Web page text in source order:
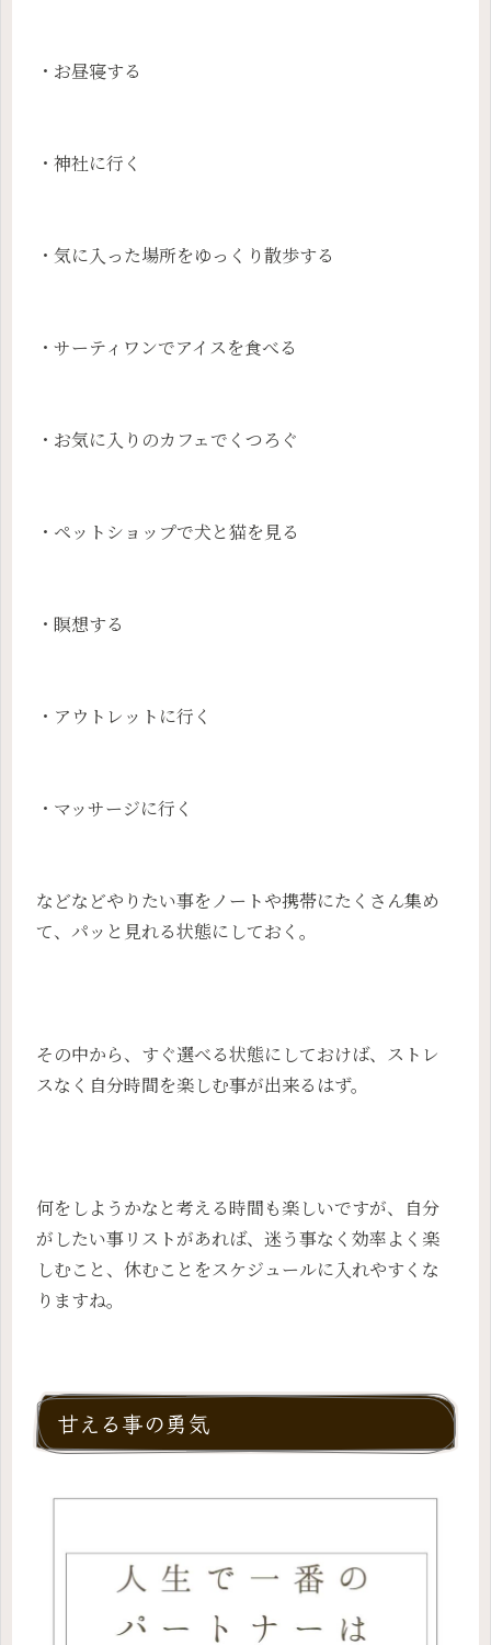
・お昼寝する
・神社に行く
・気に入った場所をゆっくり散歩する
・サーティワンでアイスを食べる
・お気に入りのカフェでくつろぐ
・ペットショップで犬と猫を見る
・瞑想する
・アウトレットに行く
・マッサージに行く
などなどやりたい事をノートや携帯にたくさん集め
て、パッと見れる状態にしておく。
その中から、すぐ選べる状態にしておけば、ストレ
スなく自分時間を楽しむ事が出来るはず。
何をしようかなと考える時間も楽しいですが、自分
がしたい事リストがあれば、迷う事なく効率よく楽
しむこと、休むことをスケジュールに入れやすくな
りますね。
甘える事の勇気